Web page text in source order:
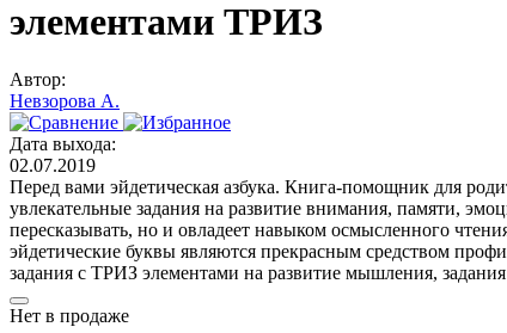
элементами ТРИЗ
Автор:
Невзорова А.
Дата выхода:
02.07.2019
Перед вами эйдетическая азбука. Книга-помощник для
увлекательные задания на развитие внимания, памяти,
пересказывать, но и овладеет навыком осмысленного
эйдетические буквы являются прекрасным средством
задания с ТРИЗ элементами на развитие мышления,
Нет в продаже